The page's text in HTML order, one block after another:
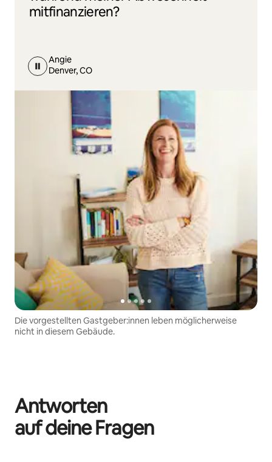
mitfinanzieren?
Angie
Denver, CO
Die vorgestellten Gastgeber:innen leben möglicherweise
nicht in diesem Gebäude.
Antworten
auf deine Fragen